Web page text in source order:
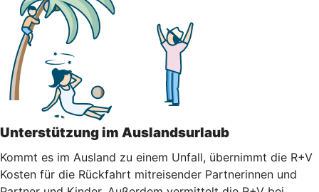
Unterstützung im Auslandsurlaub
Kommt es im Ausland zu einem Unfall, übernimmt die R+V
Kosten für die Rückfahrt mitreisender Partnerinnen und